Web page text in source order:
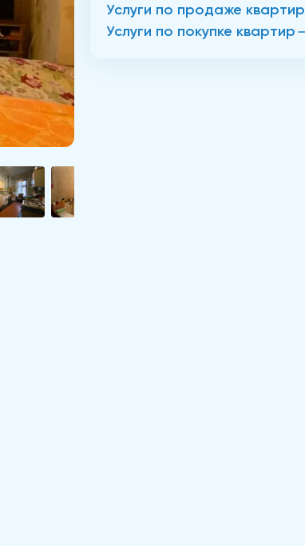
Услуги по продаже квартир
Услуги по покупке квартир